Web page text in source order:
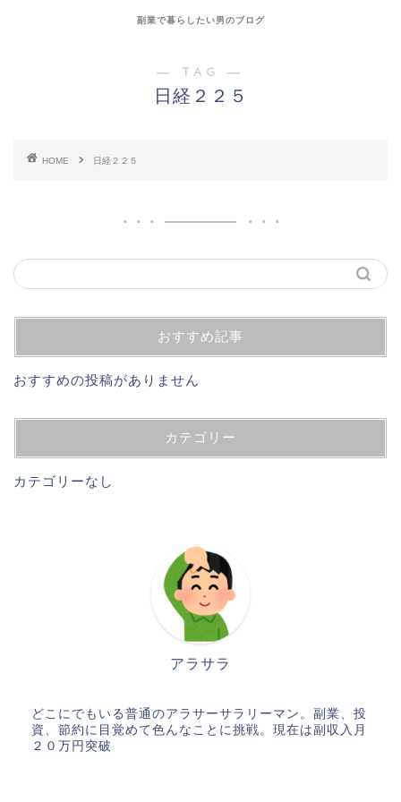
副業で暮らしたい男のブログ
― TAG ―
日経２２５
HOME 日経２２５
おすすめ記事
おすすめの投稿がありません
カテゴリー
カテゴリーなし
アラサラ
どこにでもいる普通のアラサーサラリーマン。副業、投
資、節約に目覚めて色んなことに挑戦。現在は副収入月
２０万円突破